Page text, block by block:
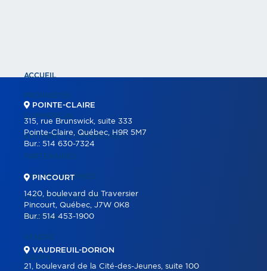
ACCUEIL
PROPRIÉTÉS
COMMERCIAL
BÂTIMENTS COMMERCIAUX
PARTENAIRES
NOS PROGRAMMES
OUTILS IMMOBILIERS
ACHETER
VENDRE
ÉQUIPE
POINTE-CLAIRE
315, rue Brunswick, suite 333
Pointe-Claire, Québec, H9R 5M7
Bur.: 514 630-7324
PINCOURT
1420, boulevard du Traversier
Pincourt, Québec, J7W 0K8
Bur.:514 453-1900
VAUDREUIL-DORION
21, boulevard de la Cité-des-Jeunes, suite 100